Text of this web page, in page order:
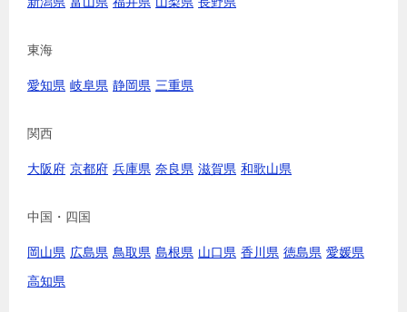
東海
愛知県 岐阜県 静岡県 三重県
関西
大阪府 京都府 兵庫県 奈良県 滋賀県 和歌山県
中国・四国
岡山県 広島県 鳥取県 島根県 山口県 香川県 徳島県 愛媛県
高知県